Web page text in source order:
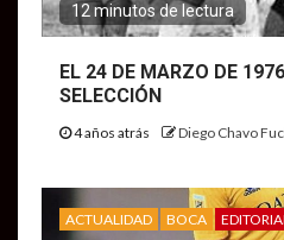
12 minutos de lectura
EL 24 DE MARZO DE
SELECCIÓN
4 años atrás Diego Chavo
ACTUALIDAD BOCA